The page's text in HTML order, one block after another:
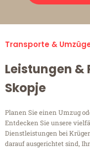
Transporte &
Leistungen &
Skopje
Planen Sie einen Umzug
Entdecken Sie unsere
Dienstleistungen bei
darauf ausgerichtet sind,